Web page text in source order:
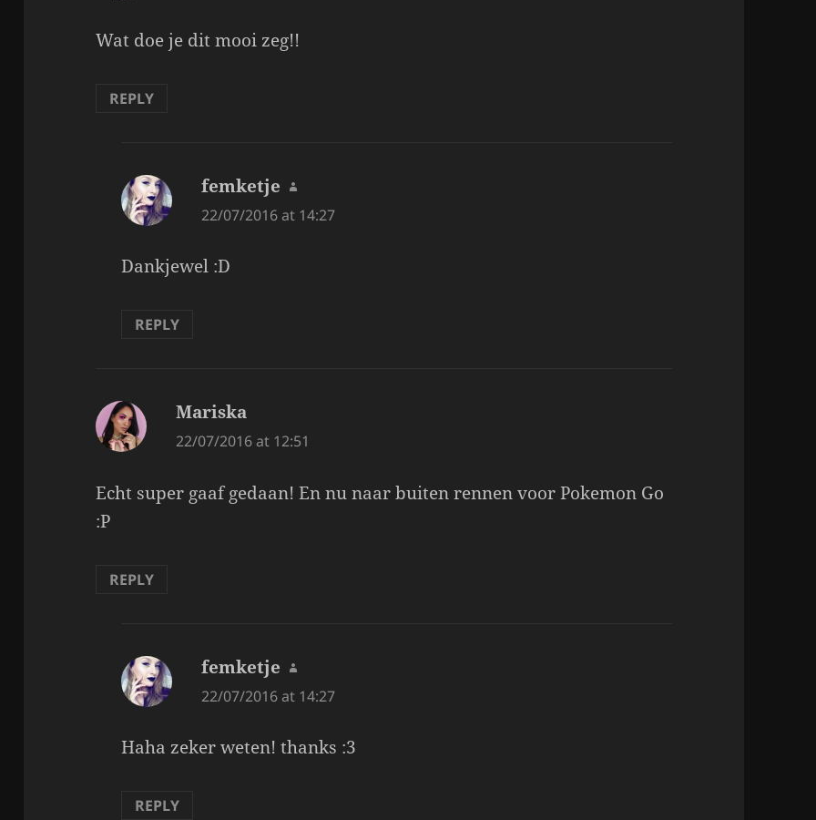
Wat doe je dit mooi zeg!!
REPLY
femketje says:
22/07/2016 at 14:27
Dankjewel :D
REPLY
Mariska
22/07/2016 at 12:51
Echt super gaaf gedaan! En nu naar buiten rennen voor Pokemon Go
:P
REPLY
femketje says:
22/07/2016 at 14:27
Haha zeker weten! thanks :3
REPLY